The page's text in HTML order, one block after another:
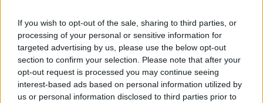
If you wish to opt-out of the sale, sharing to third parties, or
processing of your personal or sensitive information for
targeted advertising by us, please use the below opt-out
section to confirm your selection. Please note that after your
opt-out request is processed you may continue seeing
interest-based ads based on personal information utilized by
us or personal information disclosed to third parties prior to
Hasznos
Impresszum